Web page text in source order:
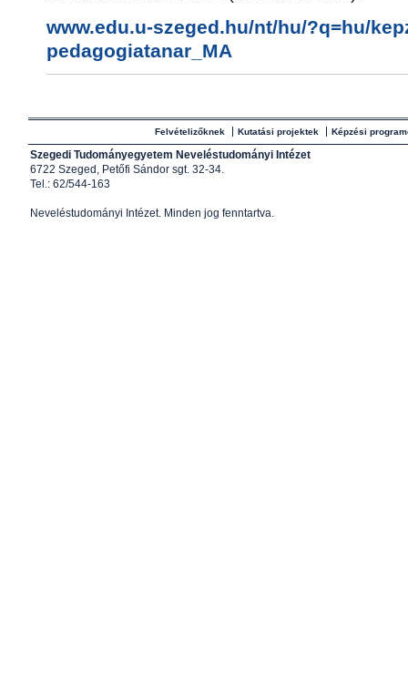
www.edu.u-szeged.hu/nt/hu/?q=hu/
pedagogiatanar_MA
Felvételizőknek Kutatási projektek Képzési
Szegedi Tudományegyetem Neveléstudományi Intézet
6722 Szeged, Petőfi Sándor sgt. 32-34.
Tel.: 62/544-163
Neveléstudományi Intézet. Minden jog fenntartva.